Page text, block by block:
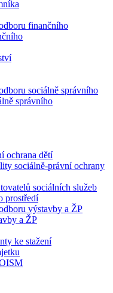
finančního
sociálně správního
správního
ochrana dětí
sociálně-právní ochrany
sociálních služeb
prostředí
výstavby a ŽP
a ŽP
ke stažení